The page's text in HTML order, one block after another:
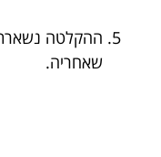
ההקלטה נשארת
שאחריה.